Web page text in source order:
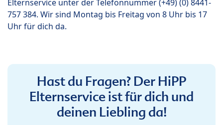
Elternservice unter der Telefonnummer (+49) (0) 8441-
757 384. Wir sind Montag bis Freitag von 8 Uhr bis 17
Uhr für dich da.
Hast du Fragen? Der HiPP
Elternservice ist für dich und
deinen Liebling da!